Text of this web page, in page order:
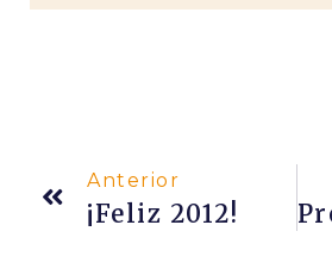
Anterior
¡Feliz 2012!